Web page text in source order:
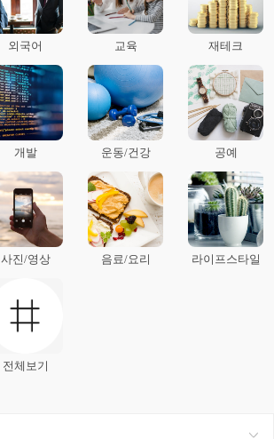
외국어 교육 재테크
개발 운동/건강 공예
사진/영상 음료/요리 라이프스타일
전체보기